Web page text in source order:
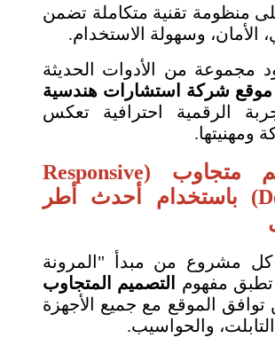
منظومة تقنية متكاملة تضمن
الأمان، وسهولة الاستخدام.
مجموعة من الأدوات الحديثة
شركة استشارات هندسية
الرقمية احترافية تعكس
ومهنيتها.
تصميم متجاوب (Responsive
Design) باستخدام أحدث أطر
كل مشروع من مبدأ "المرونة
تطبق مفهوم
التصميم المتجاوب
الموقع مع جميع الأجهزة
والحواسيب.